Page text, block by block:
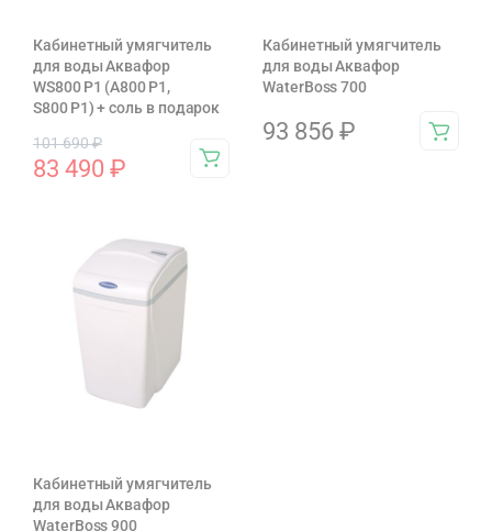
Кабинетный умягчитель
для воды Аквафор
WS800 P1 (А800 P1,
S800 P1) + соль в подарок
101 690₽
83 490 ₽
Кабинетный умягчитель
для воды Аквафор
WaterBoss 700
93 856 ₽
Кабинетный умягчитель
для воды Аквафор
WaterBoss 900